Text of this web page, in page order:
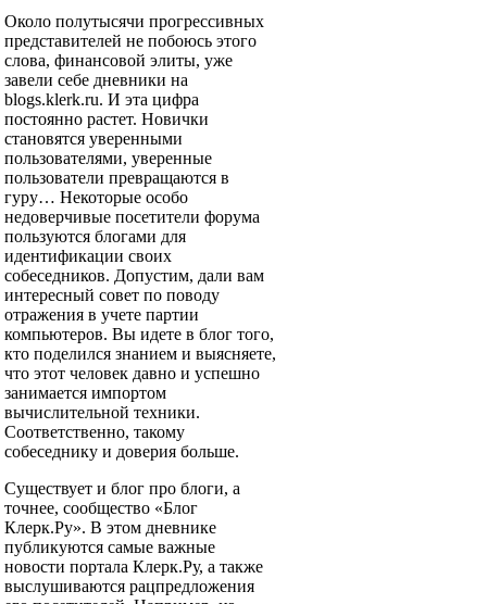
Около полутысячи прогрессивных
представителей не побоюсь этого
слова, финансовой элиты, уже
завели себе дневники на
blogs.klerk.ru. И эта цифра
постоянно растет. Новички
становятся уверенными
пользователями, уверенные
пользователи превращаются в
гуру… Некоторые особо
недоверчивые посетители форума
пользуются блогами для
идентификации своих
собеседников. Допустим, дали вам
интересный совет по поводу
отражения в учете партии
компьютеров. Вы идете в блог того,
кто поделился знанием и выясняете,
что этот человек давно и успешно
занимается импортом
вычислительной техники.
Соответственно, такому
собеседнику и доверия больше.
Существует и блог про блоги, а
точнее, сообщество «Блог
Клерк.Ру». В этом дневнике
публикуются самые важные
новости портала Клерк.Ру, а также
выслушиваются рацпредложения